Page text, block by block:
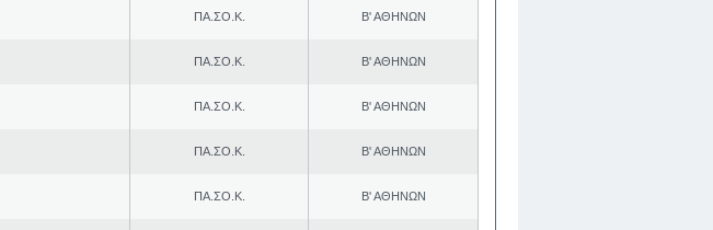
ΠΑ.ΣΟ.Κ. Β' ΑΘΗΝΩΝ
ΠΑ.ΣΟ.Κ. Β' ΑΘΗΝΩΝ
ΠΑ.ΣΟ.Κ. Β' ΑΘΗΝΩΝ
ΠΑ.ΣΟ.Κ. Β' ΑΘΗΝΩΝ
ΠΑ.ΣΟ.Κ. Β' ΑΘΗΝΩΝ